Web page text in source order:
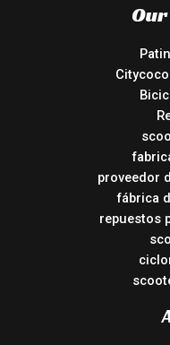
proveedor
fábrica
repuestos